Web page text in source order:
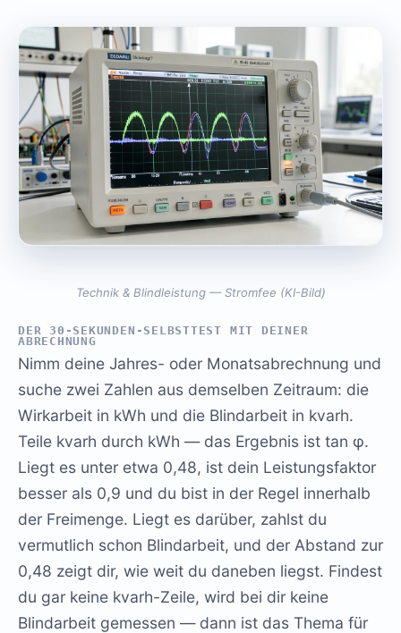
Technik & Blindleistung — Stromfee (KI-Bild)
DER 30-SEKUNDEN-SELBSTTEST MIT DEINER
ABRECHNUNG
Nimm deine Jahres- oder Monatsabrechnung und
suche zwei Zahlen aus demselben Zeitraum: die
Wirkarbeit in kWh und die Blindarbeit in kvarh.
Teile kvarh durch kWh — das Ergebnis ist tan φ.
Liegt es unter etwa 0,48, ist dein Leistungsfaktor
besser als 0,9 und du bist in der Regel innerhalb
der Freimenge. Liegt es darüber, zahlst du
vermutlich schon Blindarbeit, und der Abstand zur
0,48 zeigt dir, wie weit du daneben liegst. Findest
du gar keine kvarh-Zeile, wird bei dir keine
Blindarbeit gemessen — dann ist das Thema für